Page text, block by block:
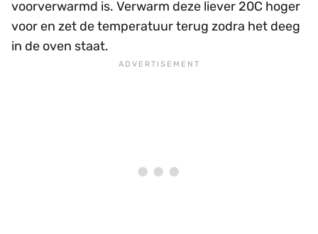
voorverwarmd is. Verwarm deze liever 20C hoger
voor en zet de temperatuur terug zodra het deeg
in de oven staat.